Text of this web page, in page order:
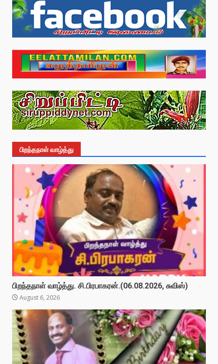
பிறந்தநாள் வாழ்த்து
பிறந்தநாள் வாழ்த்து. சி.பிரபாகரன்.(06.08.2026, சுவிஸ்)
August 6, 2026